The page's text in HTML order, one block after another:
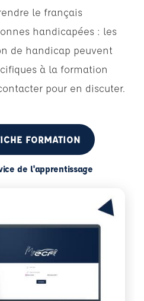
le français
handicapées : les
de handicap peuvent
à la formation
pour en discuter.
FORMATION
de l'apprentissage